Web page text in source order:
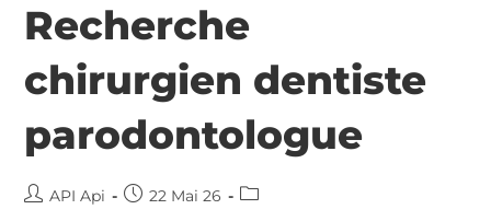
Recherche
chirurgien dentiste
parodontologue
API Api 22 Mai 26